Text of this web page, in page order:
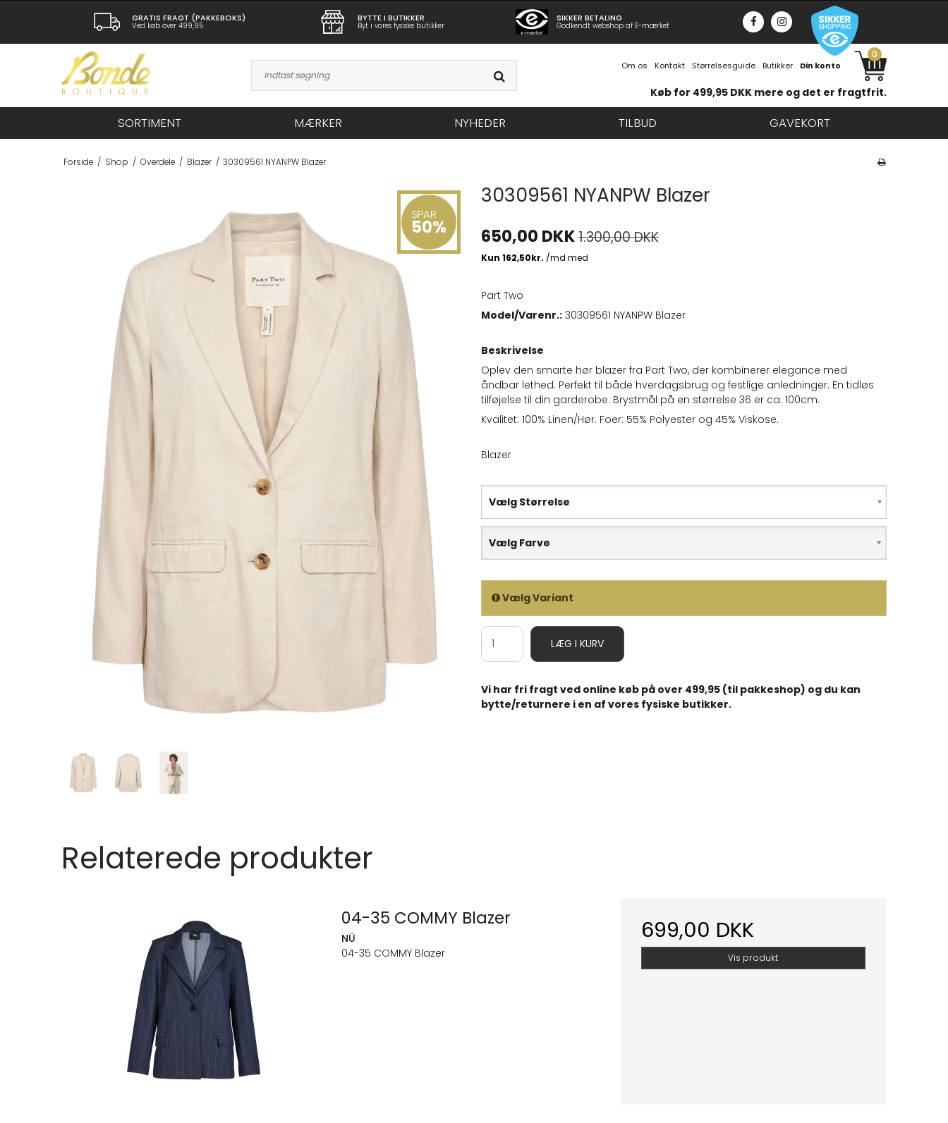
GRATIS FRAGT (PAKKEBOKS)
Ved køb over 499,95
BYTTE I BUTIKKER
Byt i vores fysiske butikker
SIKKER BETALING
Godkendt webshop af E-mærket
Om os Kontakt Størrelsesguide Butikker Din konto
0
Køb for 499,95 DKK mere og det er fragtfrit.
SORTIMENT MÆRKER NYHEDER TILBUD GAVEKORT
Forside / Shop / Overdele / Blazer / 30309561 NYANPW Blazer
SPAR
50%
30309561 NYANPW Blazer
650,00 DKK1.300,00 DKK
Part Two
Model/Varenr.: 30309561 NYANPW Blazer
Beskrivelse
Oplev den smarte hør blazer fra Part Two, der kombinerer elegance med
åndbar lethed. Perfekt til både hverdagsbrug og festlige anledninger. En tidløs
tilføjelse til din garderobe. Brystmål på en størrelse 36 er ca. 100cm.
Kvalitet: 100% Linen/Hør. Foer: 55% Polyester og 45% Viskose.
Blazer
Vælg Størrelse
Vælg Farve
Vælg Variant
LÆG I KURV
Vi har fri fragt ved online køb på over 499,95 (til pakkeshop) og du kan
bytte/returnere i en af vores fysiske butikker.
Relaterede produkter
04-35 COMMY Blazer
NÜ
04-35 COMMY Blazer
699,00 DKK
Vis produkt